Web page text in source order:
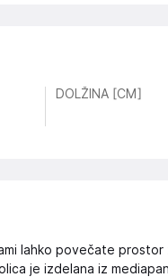
DOLŽINA [CM]
lahko povečate
je izdelana iz